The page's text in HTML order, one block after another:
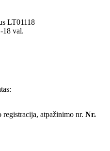
LT01118
18 val.
atpažinimo nr. Nr.